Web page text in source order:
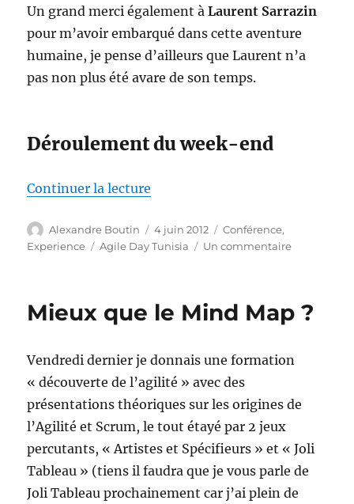
Un grand merci également àLaurent Sarrazin
pour m’avoir embarqué dans cette aventure
humaine, je pense d’ailleurs que Laurent n’a
pas non plus été avare de son temps.
Déroulement du week-end
Continuer la lecture
Auteur
Alexandre Boutin
Publié
le
4 juin 2012 Catégories
Conférence,
Experience
Étiquettes
Agile Day Tunisia Un commentairesur
Mieux que le Mind Map ?
Vendredi dernier je donnais une formation
« découverte de l’agilité » avec des
présentations théoriques sur les origines de
l’Agilité et Scrum, le tout étayé par 2 jeux
percutants, « Artistes et Spécifieurs » et « Joli
Tableau » (tiens il faudra que je vous parle de
Joli Tableau prochainement car j’ai plein de